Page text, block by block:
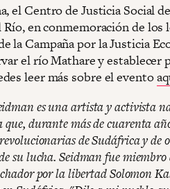
el Centro de Justicia Social
en conmemoración de los
la Campaña por la Justicia
el río Mathare y
leer más sobre el evento
es una artista y activista
que, durante más de cuarenta
de Sudáfrica y de
su lucha. Seidman fue
por la libertad Solomon